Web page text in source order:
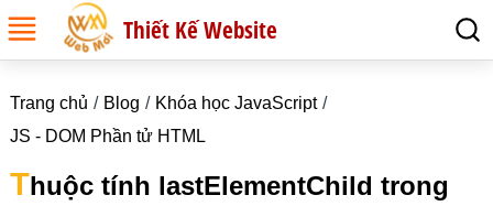
Thiết Kế Website
Trang chủ Blog
Khóa học JavaScript
JS - DOM Phần tử HTML
Thuộc tính lastElementChild trong